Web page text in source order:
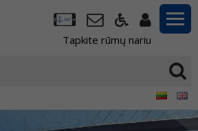
Tapkite rūmų nariu